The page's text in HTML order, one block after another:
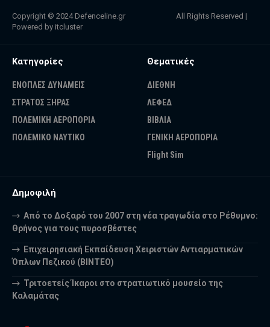
Copyright © 2024 Defenceline.gr All Rights Reserved |
Powered by itcluster
Κατηγορίες
ΕΝΟΠΛΕΣ ΔΥΝΑΜΕΙΣ
ΣΤΡΑΤΟΣ ΞΗΡΑΣ
ΠΟΛΕΜΙΚΗ ΑΕΡΟΠΟΡΙΑ
ΠΟΛΕΜΙΚΟ ΝΑΥΤΙΚΟ
Θεματικές
ΔΙΕΘΝΗ
ΛΕΦΕΔ
ΒΙΒΛΙΑ
ΓΕΝΙΚΗ ΑΕΡΟΠΟΡΙΑ
Flight Sim
Δημοφιλή
Από το Δοξαρό του 2007 στη νέα τραγωδία στο Ρέθυμνο:
Θρήνος για τους πυροσβέστες
Επιχειρησιακή Εκπαίδευση Χειριστών Αντιαρματικών
Όπλων Πεζικού (ΒΙΝΤΕΟ)
Τριτοετείς Ίκαροι στο στρατιωτικό μουσείο της
Καλαμάτας